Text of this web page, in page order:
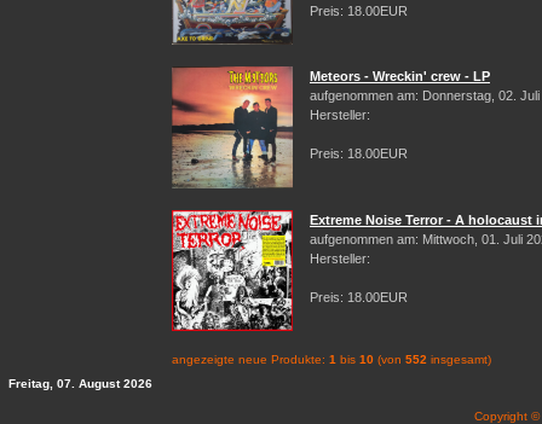
Preis: 18.00EUR
Meteors - Wreckin' crew - LP
aufgenommen am: Donnerstag, 02. Juli
Hersteller:
Preis: 18.00EUR
Extreme Noise Terror - A holocaust
aufgenommen am: Mittwoch, 01. Juli
Hersteller:
Preis: 18.00EUR
angezeigte neue Produkte: 1 bis 10 (von 552 insgesamt)
Freitag, 07. August 2026
Copyright